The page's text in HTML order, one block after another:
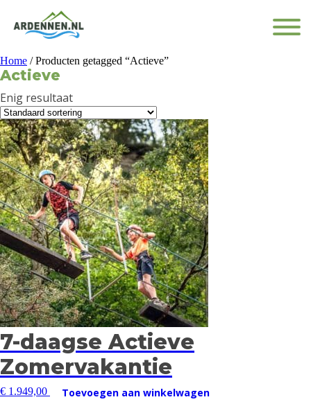
Home / Producten getagged “Actieve”
Actieve
Enig resultaat
7-daagse Actieve
Zomervakantie
€ 1.949,00 Toevoegen aan winkelwagen